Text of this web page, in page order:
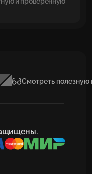
и проверенную
Смотреть